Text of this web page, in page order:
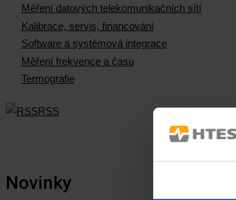
Měření datových telekomunikačních sítí
Kalibrace, servis, financování
Software a systémová integrace
Měření frekvence a času
Termografie
RSS
Novinky